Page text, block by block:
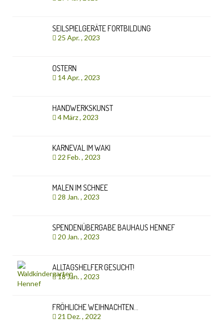
SEILSPIELGERÄTE FORTBILDUNG
25 Apr. , 2023
OSTERN
14 Apr. , 2023
HANDWERKSKUNST
4 März , 2023
KARNEVAL IM WAKI
22 Feb. , 2023
MALEN IM SCHNEE
28 Jan. , 2023
SPENDENÜBERGABE BAUHAUS HENNEF
20 Jan. , 2023
ALLTAGSHELFER GESUCHT!
18 Jan. , 2023
FRÖHLICHE WEIHNACHTEN…
21 Dez. , 2022